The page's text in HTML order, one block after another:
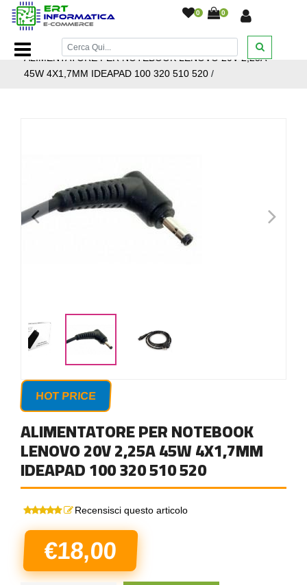
0 0
Home Page/Notebook e Accessori/Alimentatori/ Lenovo
ALIMENTATORE PER NOTEBOOK LENOVO 20V 2,25A
45W 4X1,7MM IDEAPAD 100 320 510 520 /
< >
HOT PRICE
ALIMENTATORE PER NOTEBOOK
LENOVO 20V 2,25A 45W 4X1,7MM
IDEAPAD 100 320 510 520
Recensisci questo articolo
€18,00